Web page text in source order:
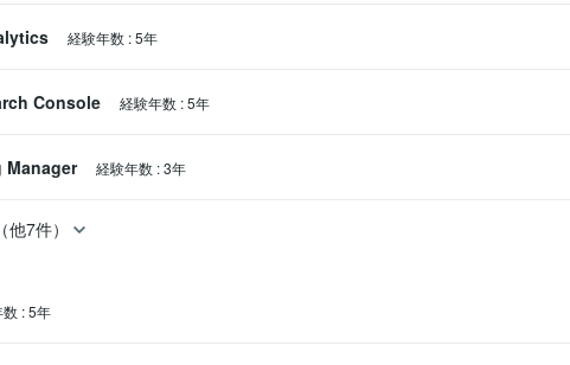
経験年数 :5年
Console 経験年数 :5年
Manager 経験年数 :3年
7件）
数 :5年